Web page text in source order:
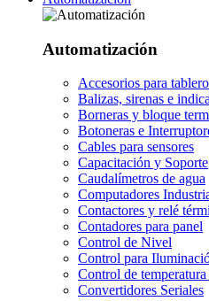
Automatización
Accesorios para
Balizas, sirenas e
Borneras y bloque
Botoneras e
Cables para sensores
Capacitación y Soporte
Caudalímetros de agua
Computadores
Contactores y relé
Contadores para panel
Control de Nivel
Control para
Control de
Convertidores Seriales